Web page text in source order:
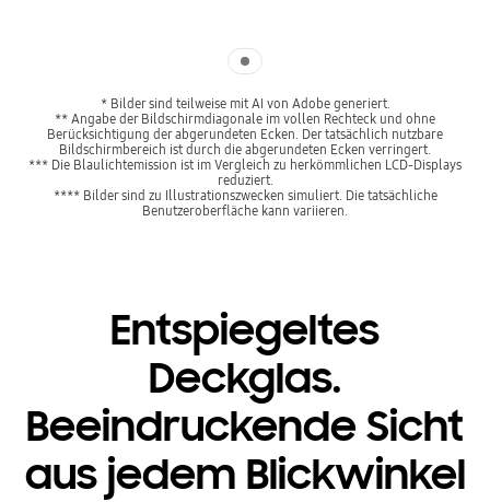
* Bilder sind teilweise mit AI von Adobe generiert.
** Angabe der Bildschirmdiagonale im vollen Rechteck und ohne
Berücksichtigung der abgerundeten Ecken. Der tatsächlich nutzbare
Bildschirmbereich ist durch die abgerundeten Ecken verringert.
*** Die Blaulichtemission ist im Vergleich zu herkömmlichen LCD-Displays
reduziert.
**** Bilder sind zu Illustrationszwecken simuliert. Die tatsächliche
Benutzeroberfläche kann variieren.
Entspiegeltes
Deckglas.
Beeindruckende Sicht
aus jedem Blickwinkel